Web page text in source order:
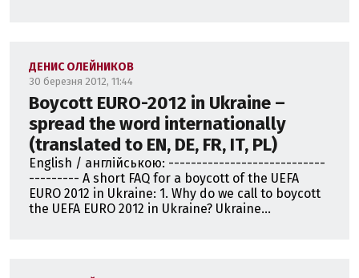
ДЕНИС ОЛЕЙНИКОВ
30 березня 2012, 11:44
Boycott EURO-2012 in Ukraine –
spread the word internationally
(translated to EN, DE, FR, IT, PL)
English / англійською: ----------------------------
--------- A short FAQ for a boycott of the UEFA
EURO 2012 in Ukraine: 1. Why do we call to boycott
the UEFA EURO 2012 in Ukraine? Ukraine...